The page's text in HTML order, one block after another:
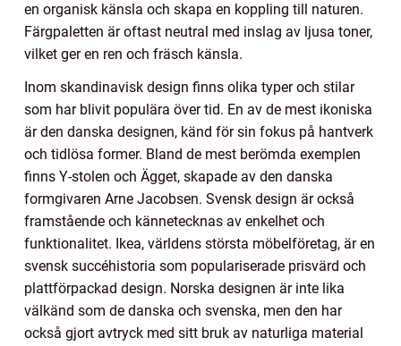
en organisk känsla och skapa en koppling till naturen.
Färgpaletten är oftast neutral med inslag av ljusa toner,
vilket ger en ren och fräsch känsla.
Inom skandinavisk design finns olika typer och stilar
som har blivit populära över tid. En av de mest ikoniska
är den danska designen, känd för sin fokus på hantverk
och tidlösa former. Bland de mest berömda exemplen
finns Y-stolen och Ägget, skapade av den danska
formgivaren Arne Jacobsen. Svensk design är också
framstående och kännetecknas av enkelhet och
funktionalitet. Ikea, världens största möbelföretag, är en
svensk succéhistoria som populariserade prisvärd och
plattförpackad design. Norska designen är inte lika
välkänd som de danska och svenska, men den har
också gjort avtryck med sitt bruk av naturliga material